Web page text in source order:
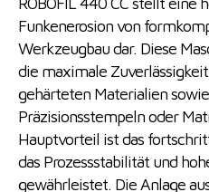
Funkenerosion von
Werkzeugbau dar. Diese
die maximale
gehärteten Materialien
Präzisionsstempeln oder
Hauptvorteil ist das
das Prozessstabilität und
gewährleistet. Die Anlage